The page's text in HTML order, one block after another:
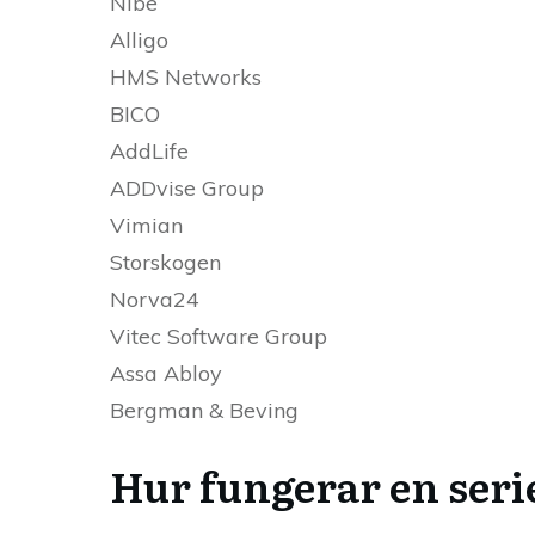
Alligo
HMS Networks
BICO
AddLife
ADDvise Group
Vimian
Storskogen
Norva24
Vitec Software Group
Assa Abloy
Bergman & Beving
Hur fungerar en